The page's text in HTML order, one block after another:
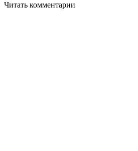
Читать комментарии